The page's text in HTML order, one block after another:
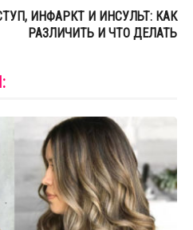
ИНФАРКТ И ИНСУЛЬТ: КАК
РАЗЛИЧИТЬ И ЧТО ДЕЛАТЬ